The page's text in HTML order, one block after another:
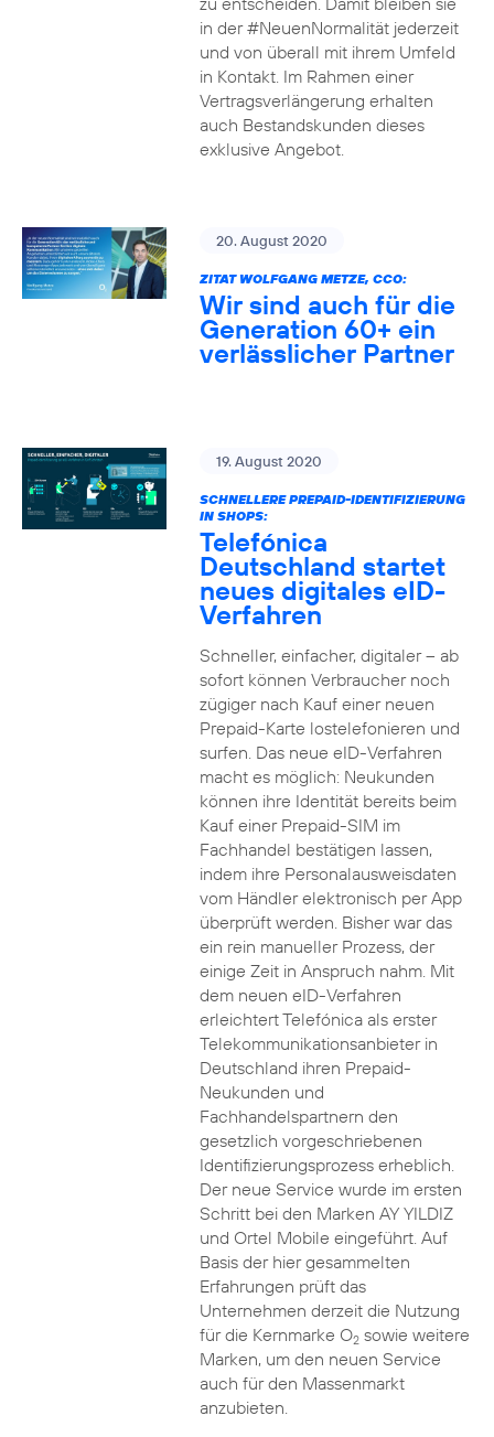
in der #NeuenNormalität jederzeit
und von überall mit ihrem Umfeld
in Kontakt. Im Rahmen einer
Vertragsverlängerung erhalten
auch Bestandskunden dieses
exklusive Angebot.
20. August 2020
ZITAT WOLFGANG METZE, CCO:
Wir sind auch für die
Generation 60+ ein
verlässlicher Partner
19. August 2020
SCHNELLERE PREPAID-IDENTIFIZIERUNG
IN SHOPS:
Telefónica
Deutschland startet
neues digitales eID-
Verfahren
Schneller, einfacher, digitaler – ab
sofort können Verbraucher noch
zügiger nach Kauf einer neuen
Prepaid-Karte lostelefonieren und
surfen. Das neue eID-Verfahren
macht es möglich: Neukunden
können ihre Identität bereits beim
Kauf einer Prepaid-SIM im
Fachhandel bestätigen lassen,
indem ihre Personalausweisdaten
vom Händler elektronisch per App
überprüft werden. Bisher war das
ein rein manueller Prozess, der
einige Zeit in Anspruch nahm. Mit
dem neuen eID-Verfahren
erleichtert Telefónica als erster
Telekommunikationsanbieter in
Deutschland ihren Prepaid-
Neukunden und
Fachhandelspartnern den
gesetzlich vorgeschriebenen
Identifizierungsprozess erheblich.
Der neue Service wurde im ersten
Schritt bei den Marken AY YILDIZ
und Ortel Mobile eingeführt. Auf
Basis der hier gesammelten
Erfahrungen prüft das
Unternehmen derzeit die Nutzung
für die Kernmarke O2sowie weitere
Marken, um den neuen Service
auch für den Massenmarkt
anzubieten.